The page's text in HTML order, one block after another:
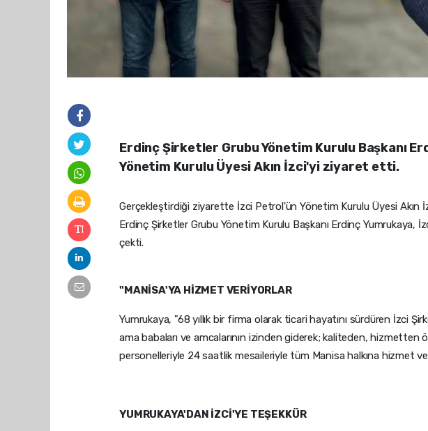
Erdinç Şirketler Grubu Yönetim Kurulu Başkanı
Yönetim Kurulu Üyesi Akın İzci'yi ziyaret etti.
Gerçekleştirdiği ziyarette İzci Petrol'ün Yönetim Kurulu Üyesi Akın
Erdinç Şirketler Grubu Yönetim Kurulu Başkanı Erdinç Yumrukaya,
çekti.
"MANİSA'YA HİZMET VERİYORLAR
Yumrukaya, "68 yıllık bir firma olarak ticari hayatını sürdüren İzci
ama babaları ve amcalarının izinden giderek; kaliteden,
personelleriyle 24 saatlik mesaileriyle tüm Manisa halkına hizmet
YUMRUKAYA'DAN İZCİ'YE TEŞEKKÜR